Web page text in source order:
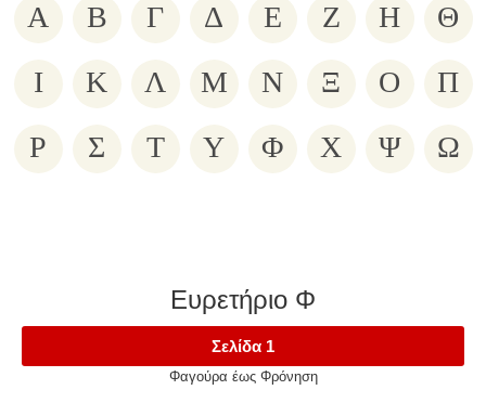
Α Β Γ Δ Ε Ζ Η Θ
Ι Κ Λ Μ Ν Ξ Ο Π
Ρ Σ Τ Υ Φ Χ Ψ Ω
Ευρετήριο Φ
Σελίδα 1
Φαγούρα έως Φρόνηση